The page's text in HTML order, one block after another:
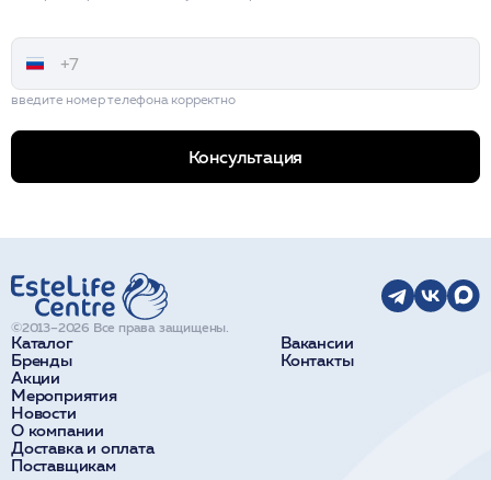
введите номер телефона корректно
Консультация
Каталог
Бренды
Акции
Мероприятия
Новости
О компании
Доставка и оплата
Поставщикам
Вакансии
Контакты
©2013–2026 Все права защищены.